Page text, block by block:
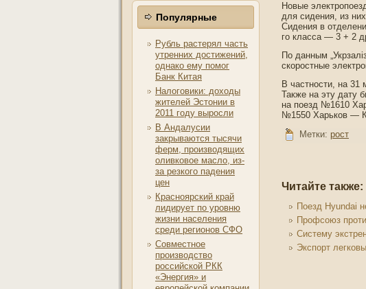
Популярные
Рубль растерял часть
утренних достижений,
однако ему помог
Банк Китая
Налоговики: доходы
жителей Эстонии в
2011 году выросли
В Андалусии
закрываются тысячи
ферм, производящих
оливковое масло, из-
за резкого падения
цен
Красноярский край
лидирует по уровню
жизни населения
среди регионов СФО
Совместное
производство
российской РКК
«Энергия» и
Новые
для сидения, из
Сидения в
го класса — 3 + 2
По данным
скоростные
В частности, на
Также на эту дату
на поезд №1610
№1550 Харьков —
Метки: рост
Читайте также:
Поезд Hyundai
Профсоюз
Систему
Экспорт